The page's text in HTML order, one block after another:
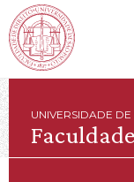
UNIVERSIDADE